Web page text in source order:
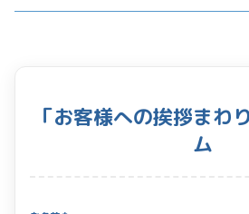
「お客様への挨拶まわ
ム